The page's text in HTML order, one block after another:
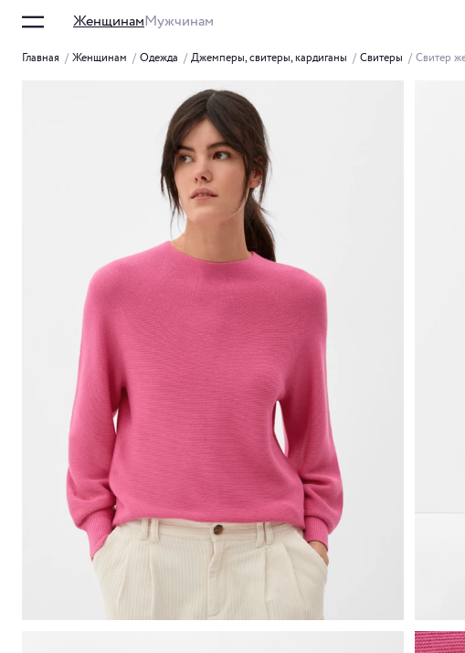
ЖенщинамМужчинам
Главная / Женщинам / Одежда / Джемперы, свитеры, кардиганы / Свитеры / Свитер